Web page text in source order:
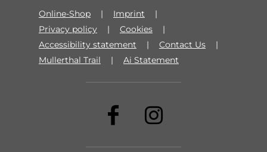
Online-Shop
Imprint
Privacy policy
Cookies
Accessibility statement
Contact Us
Mullerthal Trail
Ai Statement